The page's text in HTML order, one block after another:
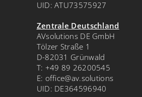
UID: ATU73575927
Zentrale Deutschland
AVsolutions DE GmbH
Tölzer Straße 1
D-82031 Grünwald
T: +49 89 26200545
E: office@av.solutions
UID: DE364596940